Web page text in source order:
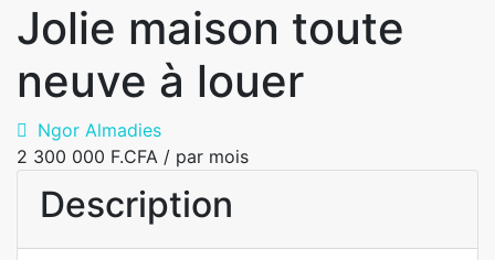
Jolie maison toute
neuve à louer
Ngor Almadies
2 300 000 F.CFA / par mois
Description